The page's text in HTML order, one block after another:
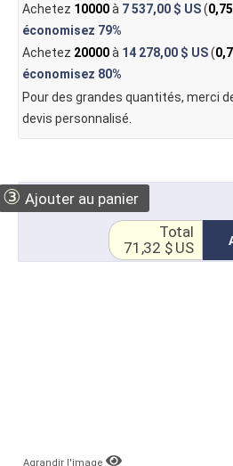
Achetez 10000à 7 537,00 $ US(
économisez 79%
Achetez 20000à 14 278,00 $ US(
économisez 80%
Pour des grandes quantités, merci
devis personnalisé.
③ Ajouter au panier
Total
71,32 $ US
Agrandir l'image